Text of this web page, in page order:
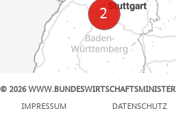
© 2026
IMPRESSUM
DATENSCHUTZ